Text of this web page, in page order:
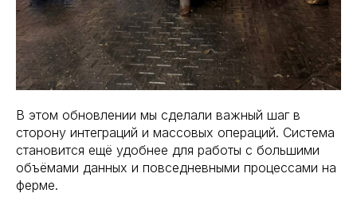
В этом обновлении мы сделали важный шаг в
сторону интеграций и массовых операций. Система
становится ещё удобнее для работы с большими
объёмами данных и повседневными процессами на
ферме.